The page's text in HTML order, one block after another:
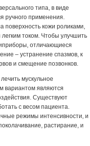
типа, в виде
ручного применения.
поверхность кожи роликами,
током. Чтобы улучшить
отличающиеся
– устранение спазмов, к
и смещение позвонков.
мускульное
вариантом являются
Существуют
с весом пациента.
режимы интенсивности, и
растирание, и